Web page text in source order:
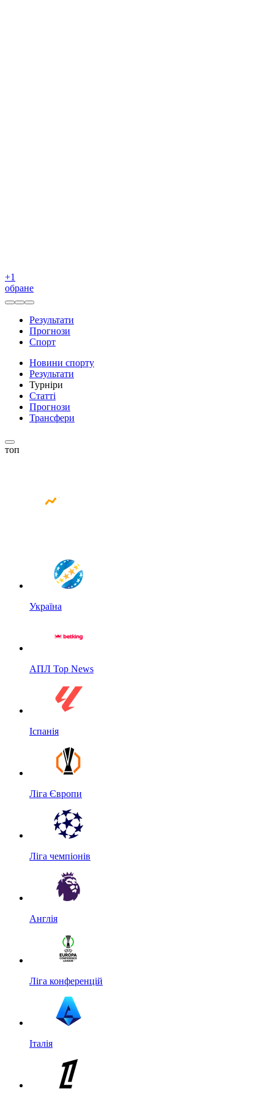
+1
обране
Результати
Прогнози
Спорт
Новини спорту
Результати
Турніри
Статті
Прогнози
Трансфери
топ
Україна
АПЛ Top News
Іспанія
Ліга Європи
Ліга чемпіонів
Англія
Ліга конференцій
Італія